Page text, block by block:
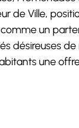
de Ville,
un
désireuses
une